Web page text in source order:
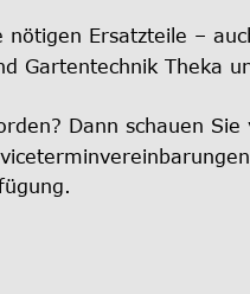
nötigen Ersatzteile –
Gartentechnik Theka
Dann schauen